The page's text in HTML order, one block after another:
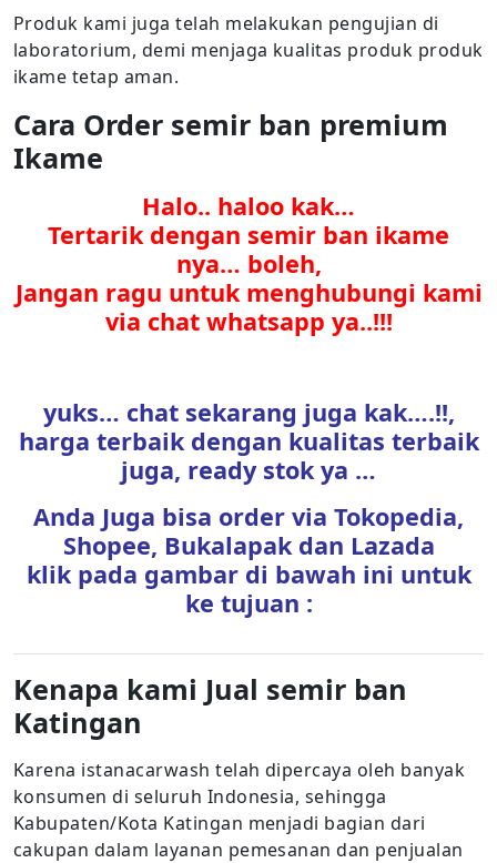
Produk kami juga telah melakukan pengujian di
laboratorium, demi menjaga kualitas produk produk
ikame tetap aman.
Cara Order semir ban premium
Ikame
Halo.. haloo kak…
Tertarik dengan semir ban ikame
nya… boleh,
Jangan ragu untuk menghubungi kami
via chat whatsapp ya..!!!
yuks… chat sekarang juga kak….!!,
harga terbaik dengan kualitas terbaik
juga, ready stok ya …
Anda Juga bisa order via Tokopedia,
Shopee, Bukalapak dan Lazada
klik pada gambar di bawah ini untuk
ke tujuan :
Kenapa kami Jual semir ban
Katingan
Karena istanacarwash telah dipercaya oleh banyak
konsumen di seluruh Indonesia, sehingga
Kabupaten/Kota Katingan menjadi bagian dari
cakupan dalam layanan pemesanan dan penjualan